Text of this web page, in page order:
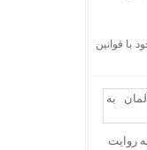
با قوانین
روایت